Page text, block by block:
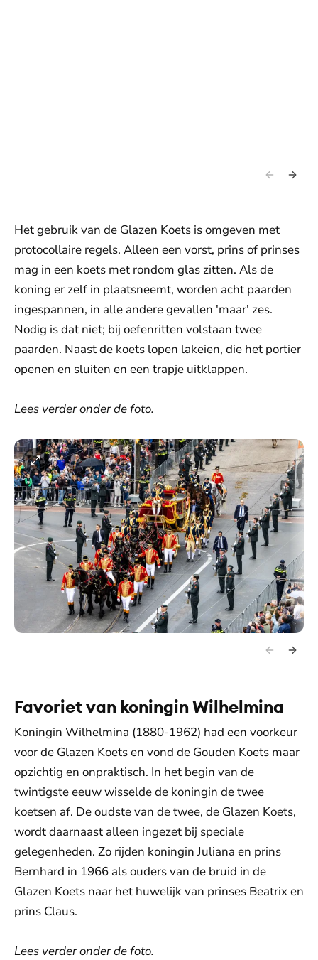
Het gebruik van de Glazen Koets is omgeven met
protocollaire regels. Alleen een vorst, prins of prinses
mag in een koets met rondom glas zitten. Als de
koning er zelf in plaatsneemt, worden acht paarden
ingespannen, in alle andere gevallen 'maar' zes.
Nodig is dat niet; bij oefenritten volstaan twee
paarden. Naast de koets lopen lakeien, die het portier
openen en sluiten en een trapje uitklappen.
Lees verder onder de foto.
Favoriet van koningin Wilhelmina
Koningin Wilhelmina (1880-1962) had een voorkeur
voor de Glazen Koets en vond de Gouden Koets maar
opzichtig en onpraktisch. In het begin van de
twintigste eeuw wisselde de koningin de twee
koetsen af. De oudste van de twee, de Glazen Koets,
wordt daarnaast alleen ingezet bij speciale
gelegenheden. Zo rijden koningin Juliana en prins
Bernhard in 1966 als ouders van de bruid in de
Glazen Koets naar het huwelijk van prinses Beatrix en
prins Claus.
Lees verder onder de foto.